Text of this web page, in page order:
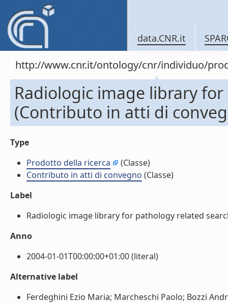
data.CNR.it
http://www.cnr.it/ontology/cnr/individuo/
Radiologic image library
(Contributo in atti di
Type
Prodotto della ricerca
(Classe)
Contributo in atti di convegno (Classe)
Label
Radiologic image library for pathology related
Anno
2004-01-01T00:00:00+01:00 (literal)
Alternative label
Ferdeghini Ezio Maria; Marcheschi Paolo; Bozzi